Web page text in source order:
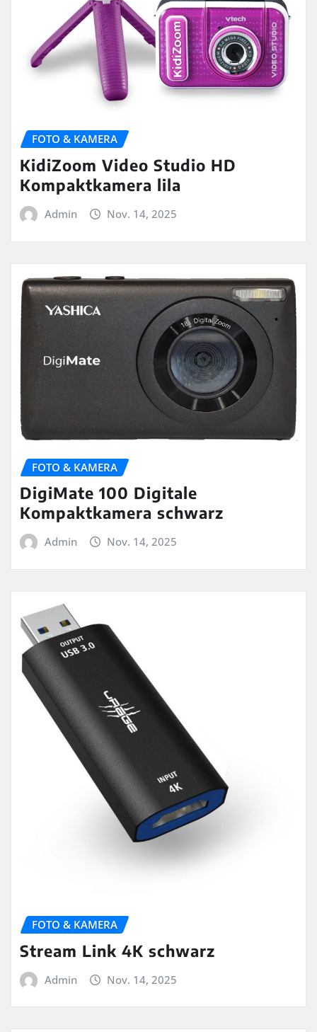
FOTO & KAMERA
KidiZoom Video Studio HD
Kompaktkamera lila
Admin Nov. 14, 2025
FOTO & KAMERA
DigiMate 100 Digitale
Kompaktkamera schwarz
Admin Nov. 14, 2025
FOTO & KAMERA
Stream Link 4K schwarz
Admin Nov. 14, 2025